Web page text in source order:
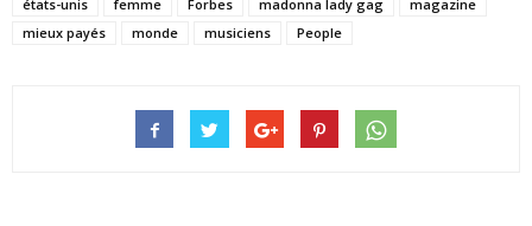
états-unis
femme Forbes madonna lady gag
magazine
mieux payés
monde musiciens People